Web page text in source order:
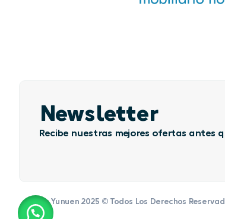
Newsletter
Recibe nuestras mejores ofertas antes
Grupo Yunuen 2025 © Todos Los Derechos